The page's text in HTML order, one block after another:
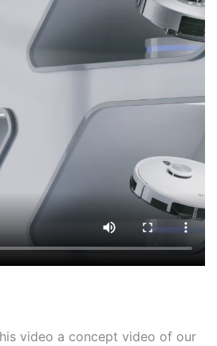
video a concept video of our